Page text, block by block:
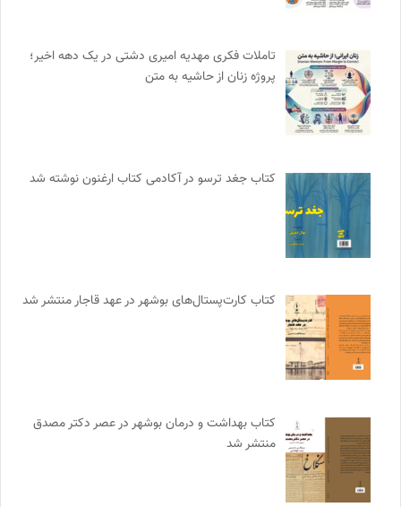
تاملات فکری مهدیه امیری دشتی در یک دهه اخیر؛
پروژه زنان از حاشیه به متن
کتاب جغد ترسو در آکادمی کتاب ارغنون نوشته شد
کتاب کارت‌پستال‌های بوشهر در عهد قاجار منتشر شد
کتاب بهداشت و درمان بوشهر در عصر دکتر مصدق
منتشر شد